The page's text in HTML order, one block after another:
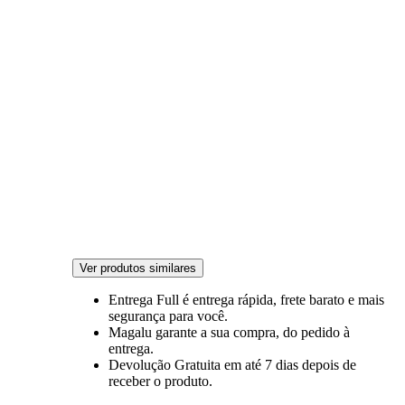
Ver produtos similares
Entrega Full é entrega rápida, frete barato e mais
segurança para você.
Magalu garante a sua compra, do pedido à
entrega.
Devolução Gratuita em até 7 dias depois de
receber o produto.